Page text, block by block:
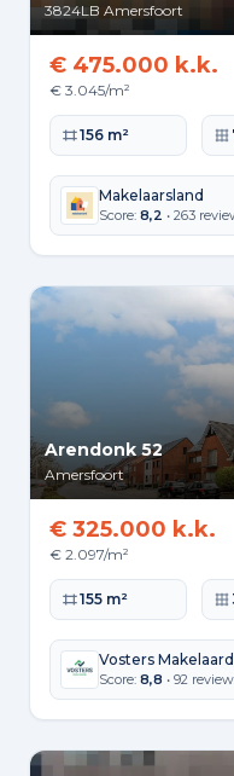
3824LB Amersfoort
€ 475.000 k.k.
€ 3.045/m²
Woonoppervlakte
156 m²
Makelaarsland
Score: 8,2 • 263
Arendonk 52
Amersfoort
€ 325.000 k.k.
€ 2.097/m²
Woonoppervlakte
155 m²
Vosters
Score: 8,8 • 92